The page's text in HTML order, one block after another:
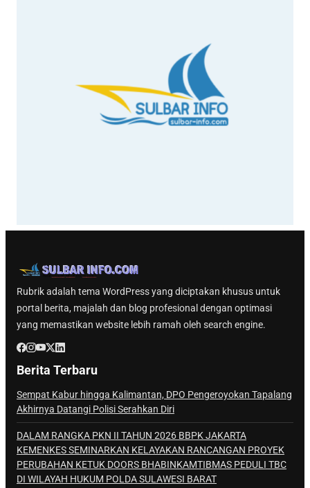
Rubrik adalah tema WordPress yang diciptakan khusus untuk
portal berita, majalah dan blog profesional dengan optimasi
yang memastikan website lebih ramah oleh search engine.
Berita Terbaru
Sempat Kabur hingga Kalimantan, DPO Pengeroyokan Tapalang
Akhirnya Datangi Polisi Serahkan Diri
DALAM RANGKA PKN II TAHUN 2026 BBPK JAKARTA
KEMENKES SEMINARKAN KELAYAKAN RANCANGAN PROYEK
PERUBAHAN KETUK DOORS BHABINKAMTIBMAS PEDULI TBC
DI WILAYAH HUKUM POLDA SULAWESI BARAT